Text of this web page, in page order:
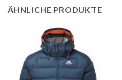
ÄHNLICHE PRODUKTE